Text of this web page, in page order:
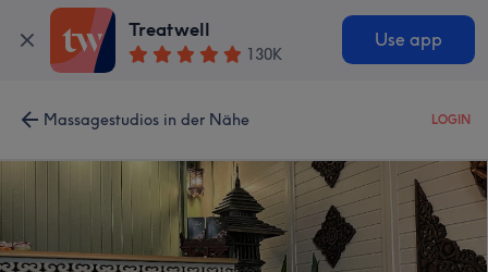
Treatwell
130K
Use app
Massagestudios in der Nähe LOGIN